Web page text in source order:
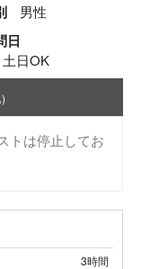
男性
日
日OK
)
トは停止してお
3時間